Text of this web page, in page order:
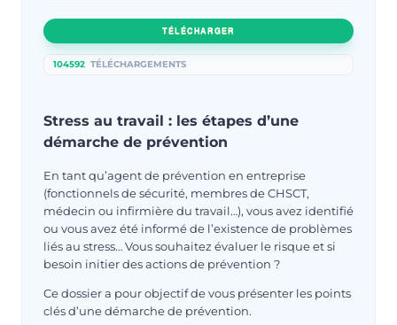
TÉLÉCHARGER
104592 TÉLÉCHARGEMENTS
Stress au travail : les étapes d’une
démarche de prévention
En tant qu’agent de prévention en entreprise
(fonctionnels de sécurité, membres de CHSCT,
médecin ou infirmière du travail…), vous avez identifié
ou vous avez été informé de l’existence de problèmes
liés au stress… Vous souhaitez évaluer le risque et si
besoin initier des actions de prévention ?
Ce dossier a pour objectif de vous présenter les points
clés d’une démarche de prévention.